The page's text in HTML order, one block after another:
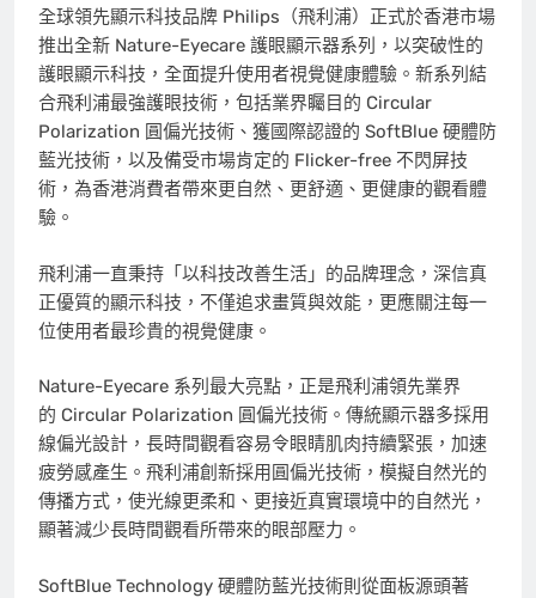
全球領先顯示科技品牌 Philips（飛利浦）正式於香港市場
推出全新 Nature-Eyecare 護眼顯示器系列，以突破性的
護眼顯示科技，全面提升使用者視覺健康體驗。新系列結
合飛利浦最強護眼技術，包括業界矚目的 Circular
Polarization 圓偏光技術、獲國際認證的 SoftBlue 硬體防
藍光技術，以及備受市場肯定的 Flicker-free 不閃屏技
術，為香港消費者帶來更自然、更舒適、更健康的觀看體
驗。
飛利浦一直秉持「以科技改善生活」的品牌理念，深信真
正優質的顯示科技，不僅追求畫質與效能，更應關注每一
位使用者最珍貴的視覺健康。
Nature-Eyecare 系列最大亮點，正是飛利浦領先業界
的 Circular Polarization 圓偏光技術。傳統顯示器多採用
線偏光設計，長時間觀看容易令眼睛肌肉持續緊張，加速
疲勞感產生。飛利浦創新採用圓偏光技術，模擬自然光的
傳播方式，使光線更柔和、更接近真實環境中的自然光，
顯著減少長時間觀看所帶來的眼部壓力。
SoftBlue Technology 硬體防藍光技術則從面板源頭著